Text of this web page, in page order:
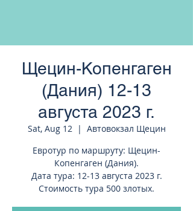
Щецин-Копенгаген
(Дания) 12-13
августа 2023 г.
Sat, Aug 12
  |
Автовокзал Щецин
Евротур по маршруту: Щецин-
Копенгаген (Дания).
Дата тура: 12-13 августа 2023 г.
Стоимость тура 500 злотых.